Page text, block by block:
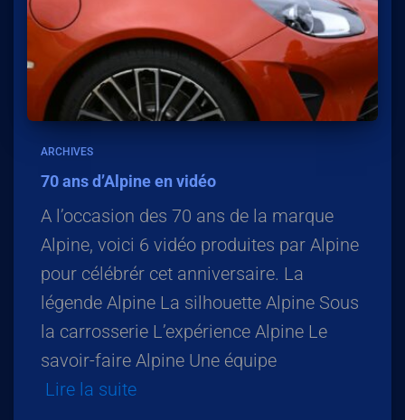
ARCHIVES
70 ans d’Alpine en vidéo
A l’occasion des 70 ans de la marque
Alpine, voici 6 vidéo produites par Alpine
pour célébrér cet anniversaire. La
légende Alpine La silhouette Alpine Sous
la carrosserie L’expérience Alpine Le
savoir-faire Alpine Une équipe
Lire la suite